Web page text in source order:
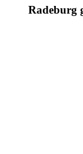
Radeburg